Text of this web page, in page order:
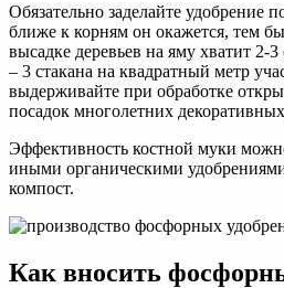
Обязательно заделайте удобрение
ближе к корням он окажется, тем
высадке деревьев на яму хватит 2-
– 3 стакана на квадратный метр
выдерживайте при обработке
посадок многолетних
Эффективность костной муки
иными органическими
компост.
Как вносить